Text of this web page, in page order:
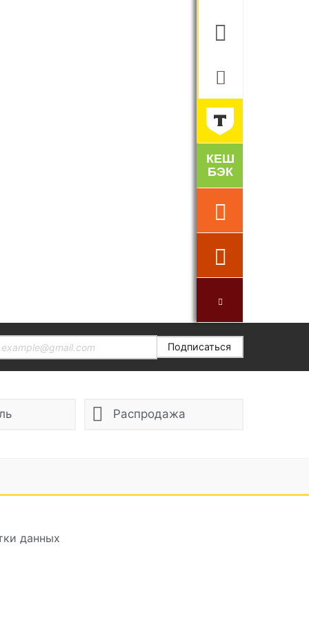
Подписаться
Распродажа
данных